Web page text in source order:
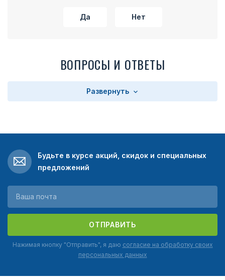
Да Нет
ВОПРОСЫ И ОТВЕТЫ
Развернуть
Будьте в курсе акций, скидок и специальных
предложений
ОТПРАВИТЬ
Нажимая кнопку "Отправить", я даю согласие на обработку своих
персональных данных